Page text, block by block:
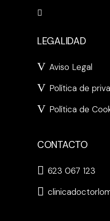
LEGALIDAD
Aviso Legal
Política de
Política de
CONTACTO
623 067 123